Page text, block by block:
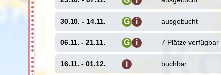
Stadt
und schroffen
ausgestattet, wird dieses Heiligtum ein
30.10. - 14.11. G i ausgebucht
06.11. - 21.11. G i 7 Plätze verfügbar
16.11. - 01.12. i buchbar